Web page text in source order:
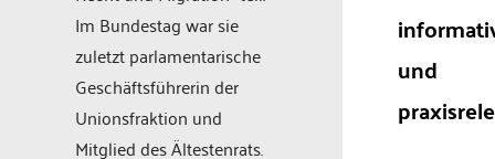
Im Bundestag war sie
zuletzt parlamentarische
Geschäftsführerin der
Unionsfraktion und
Mitglied des Ältestenrats.
und